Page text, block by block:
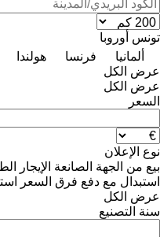
تونس أوروبا
ألمانيا
فرنسا
هولندا
عرض الكل
عرض الكل
السعر
نوع الإعلان
بيع من الجهة الصانعة الإيجار
استبدال مع دفع فرق السعر
عرض الكل
سنة التصنيع